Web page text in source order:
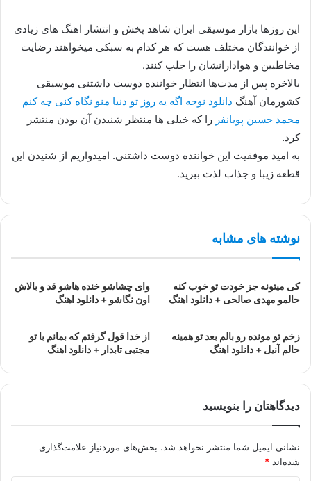
این روزها بازار موسیقی ایران شاهد پخش و انتشار اهنگ های زیادی
از خوانندگان مختلف هست که هر کدام به سبکی میخواهند رضایت
مخاطبین و هوادارانشان را جلب کنند.
بالاخره پس از مدت‌ها انتظار خواننده دوست داشتنی موسیقی
کشورمان آهنگ دانلود نوحه اگه یه روز تو دنیا منو نگاه کنی چه کنم
محمد حسین پویانفر را که خیلی ها منتظر شنیدن آن بودن منتشر
کرد.
به امید موفقیت این خواننده دوست داشتنی. امیدواریم از شنیدن این
قطعه زیبا و جذاب لذت ببرید.
نوشته های مشابه
کی میتونه جز خودت تو خوب کنه
حالمو مهدی صالحی + دانلود اهنگ
وای چشاشو خنده هاشو قد و بالاش
اون نگاشو + دانلود اهنگ
زخم تو مونده رو بالم بعد تو همینه
حالم آنیل + دانلود اهنگ
از خدا قول گرفتم که بمانم با تو
مجتبی تابدار + دانلود اهنگ
دیدگاهتان را بنویسید
نشانی ایمیل شما منتشر نخواهد شد. بخش‌های موردنیاز علامت‌گذاری
شده‌اند *